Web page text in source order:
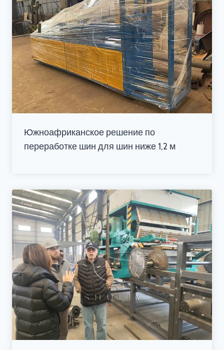
Южноафриканское решение по
переработке шин для шин ниже 1,2 м